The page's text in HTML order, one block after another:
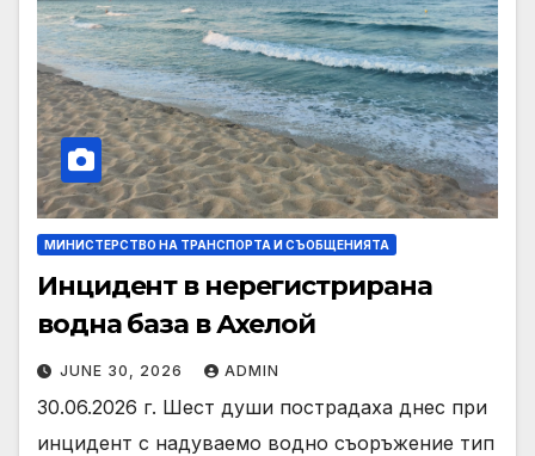
МИНИСТЕРСТВО НА ТРАНСПОРТА И СЪОБЩЕНИЯТА
Инцидент в нерегистрирана
водна база в Ахелой
JUNE 30, 2026 ADMIN
30.06.2026 г. Шест души пострадаха днес при
инцидент с надуваемо водно съоръжение тип